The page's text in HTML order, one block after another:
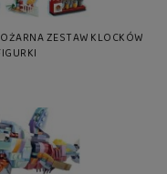
ZESTAW KLOCKÓW